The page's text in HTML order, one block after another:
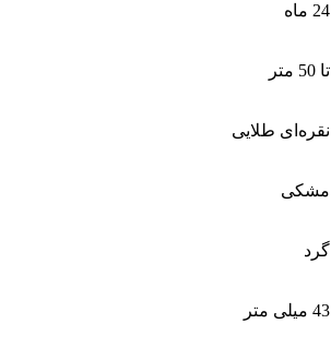
24 ماه
تا 50 متر
نقره‌ای طلایی
مشکی
گرد
43 میلی متر